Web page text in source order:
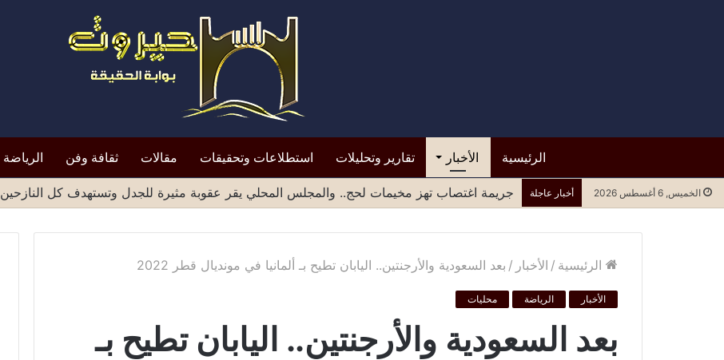
الرئيسية الأخبار تقارير وتحليلات استطلاعات وتحقيقات مقالات ثقافة وفن الرياضة
الخميس, 6 أغسطس 2026 أخبار عاجلة جريمة اغتصاب تهز مخيمات لحج.. والمجلس المحلي يقر عقوبة مثيرة للجدل وتستهدف كل النازحين
الرئيسية / الأخبار / بعد السعودية والأرجنتين.. اليابان تطيح بـ ألمانيا في مونديال قطر 2022
الأخبار الرياضة محليات
بعد السعودية والأرجنتين.. اليابان تطيح بـ